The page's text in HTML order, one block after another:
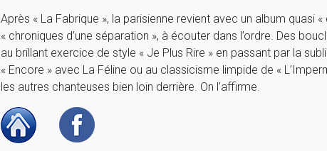
Après « La Fabrique », la parisienne revient avec un album
« chroniques d’une séparation », à écouter dans l’ordre. Des
au brillant exercice de style « Je Plus Rire » en passant par la
« Encore » avec La Féline ou au classicisme limpide de «
les autres chanteuses bien loin derrière. On l’affirme.